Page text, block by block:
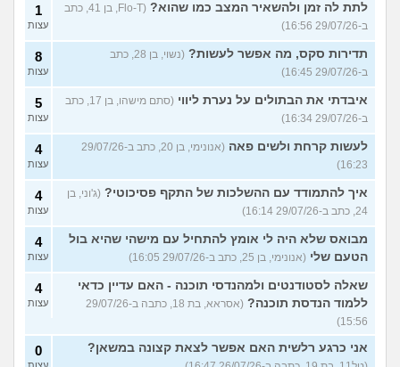
לתת לה זמן ולהשאיר המצב כמו שהוא?
(Flo-T, בן 41, כתב
ב-29/07/26 16:56)
1
עצות
תדירות סקס, מה אפשר לעשות?
(נשוי, בן 28, כתב
ב-29/07/26 16:45)
8
עצות
איבדתי את הבתולים על נערת ליווי
(סתם מישהו, בן 17, כתב
ב-29/07/26 16:34)
5
עצות
לעשות קרחת ולשים פאה
(אנונימי, בן 20, כתב ב-29/07/26
16:23)
4
עצות
איך להתמודד עם ההשלכות של התקף פסיכוטי? (ג'וני, בן
24, כתב ב-29/07/26 16:14)
4
עצות
מבואס שלא היה לי אומץ להתחיל עם מישהי שהיא בול
הטעם שלי (אנונימי, בן 25, כתב ב-29/07/26 16:05)
4
עצות
שאלה לסטודנטים ולמהנדסי תוכנה - האם עדיין כדאי
ללמוד הנדסת תוכנה?
(אסראא, בת 18, כתבה ב-29/07/26
15:56)
4
עצות
אני כרגע רלשית האם אפשר לצאת קצונה במשאן? 0